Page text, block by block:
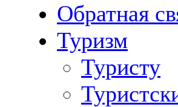
Обратная
Туризм
Туристу